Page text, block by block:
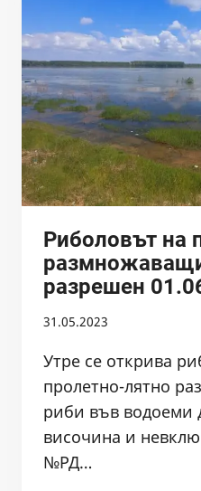
Риболовът на
разрешен
31.05.2023
Утре се открива
пролетно-лятно
риби във водоеми
височина и
№РД…